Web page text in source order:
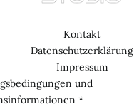
Kontakt
Datenschutzerklärung
Impressum
und
*